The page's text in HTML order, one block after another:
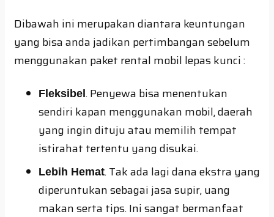
Dibawah ini merupakan diantara keuntungan
yang bisa anda jadikan pertimbangan sebelum
menggunakan paket rental mobil lepas kunci :
Fleksibel. Penyewa bisa menentukan
sendiri kapan menggunakan mobil, daerah
yang ingin dituju atau memilih tempat
istirahat tertentu yang disukai.
Lebih Hemat. Tak ada lagi dana ekstra yang
diperuntukan sebagai jasa supir, uang
makan serta tips. Ini sangat bermanfaat